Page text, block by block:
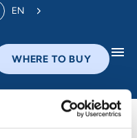
EN
WHERE TO BUY menu